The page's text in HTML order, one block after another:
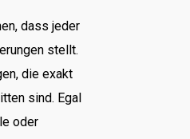
dass jeder
stellt.
die exakt
sind. Egal
oder